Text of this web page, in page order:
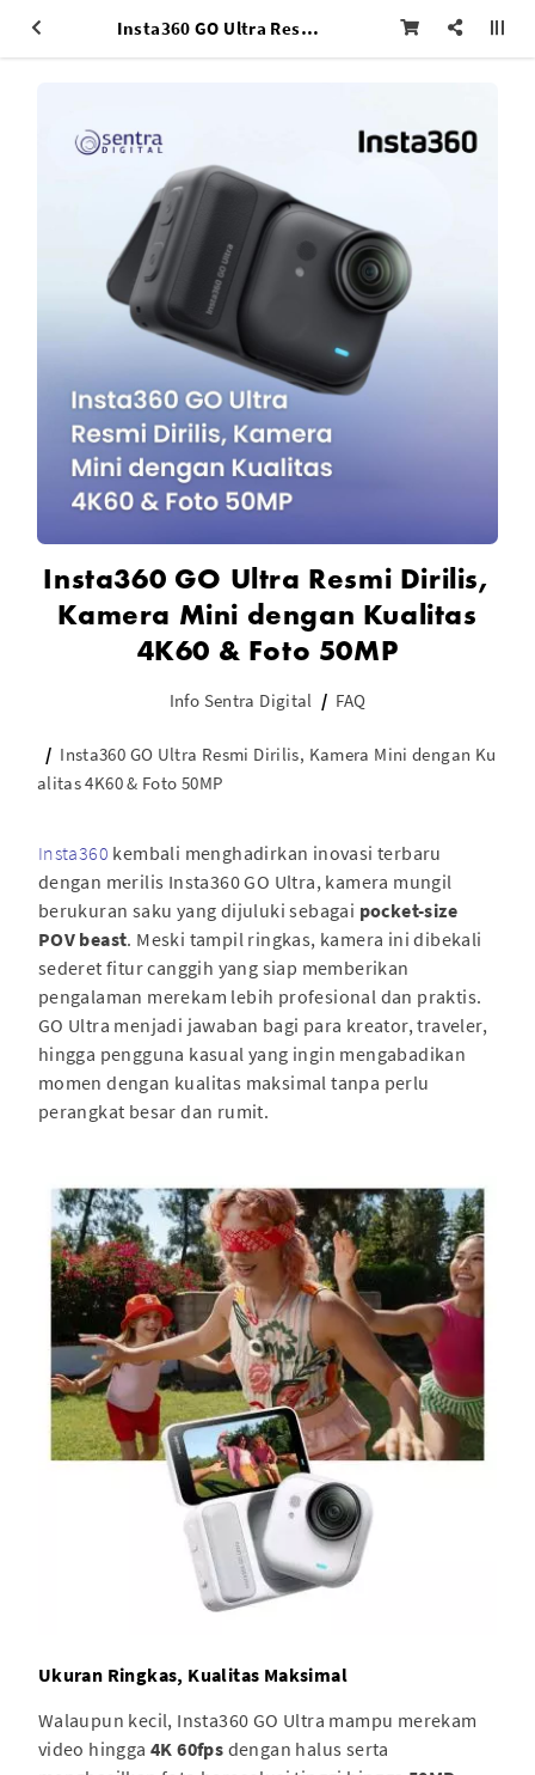
Insta360 GO Ultra Resmi Dirilis, Kamera Mini dengan Kualitas 4K60 & Foto 50MP
Insta360 GO Ultra Resmi Dirilis,
Kamera Mini dengan Kualitas
4K60 & Foto 50MP
Info Sentra Digital FAQ
Insta360 GO Ultra Resmi Dirilis, Kamera Mini dengan Ku
alitas 4K60 & Foto 50MP
Insta360 kembali menghadirkan inovasi terbaru
dengan merilis Insta360 GO Ultra, kamera mungil
berukuran saku yang dijuluki sebagai pocket-size
POV beast. Meski tampil ringkas, kamera ini dibekali
sederet fitur canggih yang siap memberikan
pengalaman merekam lebih profesional dan praktis.
GO Ultra menjadi jawaban bagi para kreator, traveler,
hingga pengguna kasual yang ingin mengabadikan
momen dengan kualitas maksimal tanpa perlu
perangkat besar dan rumit.
Ukuran Ringkas, Kualitas Maksimal
Walaupun kecil, Insta360 GO Ultra mampu merekam
video hingga 4K 60fps dengan halus serta